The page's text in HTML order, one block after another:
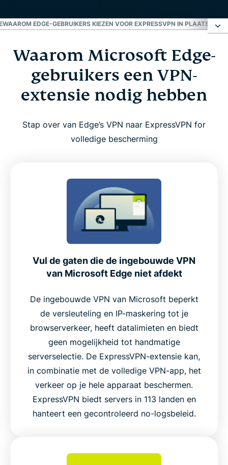
WAAROM EDGE-GEBRUIKERS KIEZEN VOOR EXPRESSVPN IN PLAATS VAN
Waarom Microsoft Edge-gebruikers een VPN-
extensie nodig hebben
Zo stel je een VPN in voor Microsoft Edge
Tips om ExpressVPN effectief te gebruiken met
Premiumfuncties in de Edge-extensie
in plaats van gratis alternatieven
Gebruikerservaring: wat echte klanten zeggen
Veelgestelde vragen
Voeg ExpressVPN nu toe aan Microsoft Edge
Maak verbinding met het wereldwijde
servernetwerk van ExpressVPN in Edge
Waarom Microsoft Edge-
gebruikers een VPN-
extensie nodig hebben
Stap over van Edge’s VPN naar ExpressVPN for
volledige bescherming
Vul de gaten die de ingebouwde VPN
van Microsoft Edge niet afdekt
De ingebouwde VPN van Microsoft beperkt
de versleuteling en IP-maskering tot je
browserverkeer, heeft datalimieten en biedt
geen mogelijkheid tot handmatige
serverselectie. De ExpressVPN-extensie kan,
in combinatie met de volledige VPN-app, het
verkeer op je hele apparaat beschermen.
ExpressVPN biedt servers in 113 landen en
hanteert een gecontroleerd no-logsbeleid.